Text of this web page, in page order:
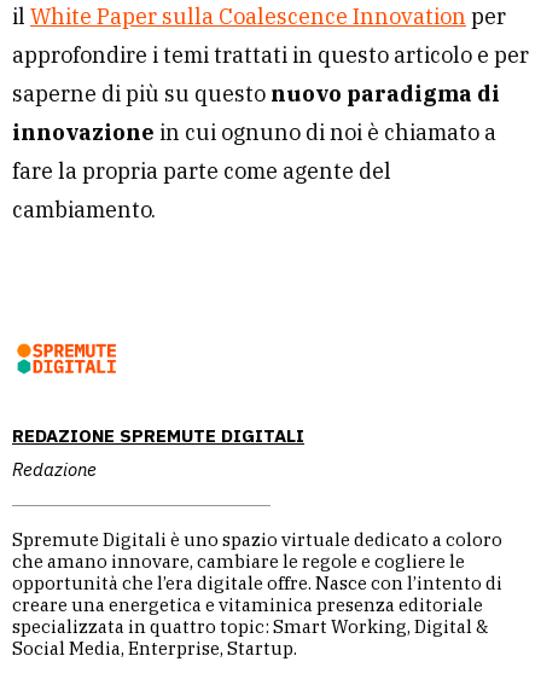
REDAZIONE SPREMUTE DIGITALI
Redazione
Spremute Digitali è uno spazio virtuale dedicato a coloro
che amano innovare, cambiare le regole e cogliere le
opportunità che l’era digitale offre. Nasce con l’intento di
creare una energetica e vitaminica presenza editoriale
specializzata in quattro topic: Smart Working, Digital &
Social Media, Enterprise, Startup.
il White Paper sulla Coalescence Innovation per
approfondire i temi trattati in questo articolo e per
saperne di più su questo nuovo paradigma di
innovazione in cui ognuno di noi è chiamato a
fare la propria parte come agente del
cambiamento.